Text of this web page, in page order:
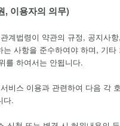
, 이용자의 의무)
계법령이 약관의 규정, 공지사항,
는 사항을 준수하여야 하며, 기타
를 하여서는 안됩니다.
비스 이용과 관련하여 다음 각
다.